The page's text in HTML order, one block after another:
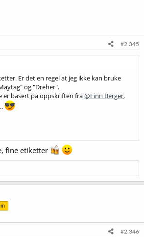
#2.345
Er det en regel at jeg ikke kan bruke
og "Dreher".
er basert på oppskriften fra@Finn Berger,
fine etiketter
#2.346